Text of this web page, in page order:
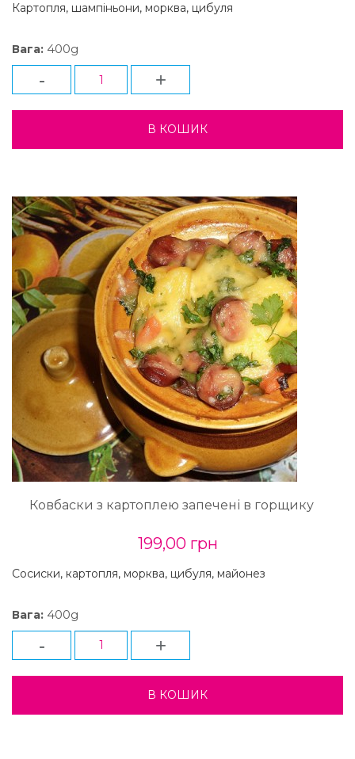
Картопля, шампіньони, морква, цибуля
Вага: 400g
- +
Ковбаски з картоплею запечені в горщику
199,00 грн
Сосиски, картопля, морква, цибуля, майонез
Вага: 400g
- +